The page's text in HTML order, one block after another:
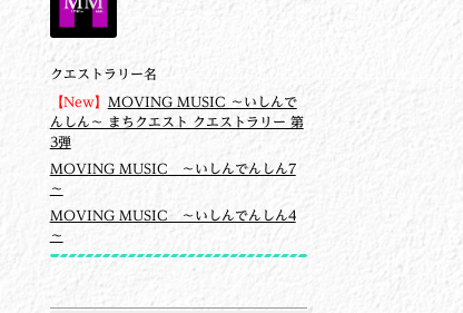
クエストラリー名
【New】 MOVING MUSIC ～いしんで
んしん～ まちクエスト クエストラリー 第
3弾
MOVING MUSIC ～いしんでんしん7
～
MOVING MUSIC ～いしんでんしん4
～